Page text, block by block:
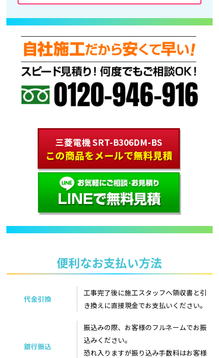
三菱電機 SRT-B306DM-BS
この商品をメールで無料見積
便利なお支払い方法
代金引換
工事完了後に施工スタッフへ領収書と引
き換えに直接現金でお支払いください。
銀行振込
振込みの際、お客様のフルネームでお振
込みください。
恐れ入りますが振り込み手数料はお客様